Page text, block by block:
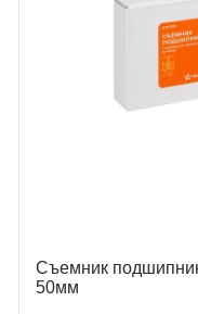
Съемник
50мм